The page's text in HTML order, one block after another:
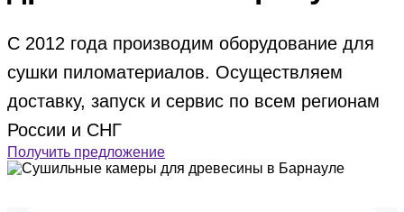
С 2012 года производим оборудование для
сушки пиломатериалов. Осуществляем
доставку, запуск и сервис по всем регионам
России и СНГ
Получить предложение